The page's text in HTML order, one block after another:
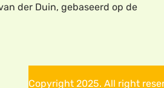
der Duin, gebaseerd op de
Copyright 2025. All right